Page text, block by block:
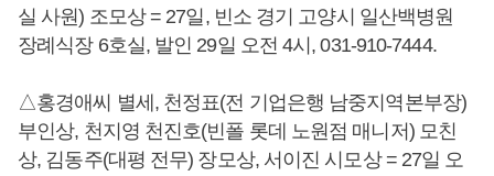
실 사원) 조모상 = 27일, 빈소 경기 고양시 일산백병원
장례식장 6호실, 발인 29일 오전 4시, 031-910-7444.
△홍경애씨 별세, 천정표(전 기업은행 남중지역본부장)
부인상, 천지영 천진호(빈폴 롯데 노원점 매니저) 모친
상, 김동주(대평 전무) 장모상, 서이진 시모상 = 27일 오